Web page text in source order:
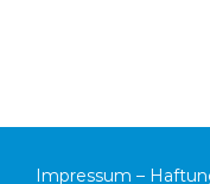
Impressum –